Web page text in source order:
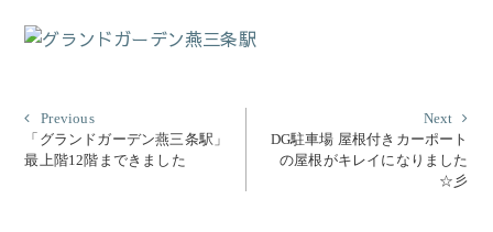
投
稿
ナ
PreviousPrevious
post:
「グランドガーデン燕三条駅」
最上階12階まできました
Next
DG駐車場 屋根付きカーポート
の屋根がキレイになりました
☆彡